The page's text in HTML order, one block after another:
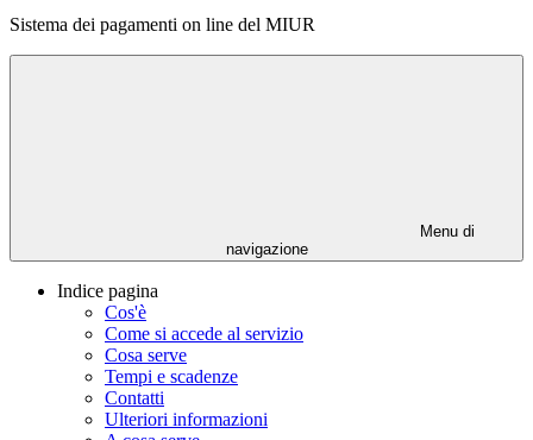
Sistema dei pagamenti on line del MIUR
Menu di
navigazione
Indice pagina
Cos'è
Come si accede al servizio
Cosa serve
Tempi e scadenze
Contatti
Ulteriori informazioni